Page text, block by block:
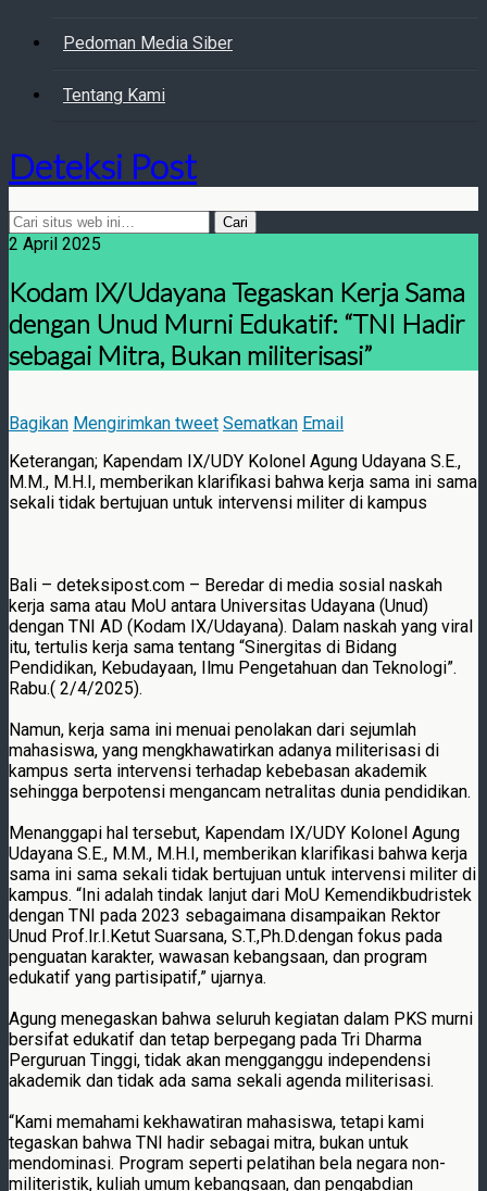
Pedoman Media Siber
Tentang Kami
Deteksi Post
2 April 2025
Kodam IX/Udayana Tegaskan Kerja Sama
dengan Unud Murni Edukatif: “TNI Hadir
sebagai Mitra, Bukan militerisasi”
Bagikan Mengirimkan tweet Sematkan Email
Keterangan; Kapendam IX/UDY Kolonel Agung Udayana S.E.,
M.M., M.H.I, memberikan klarifikasi bahwa kerja sama ini sama
sekali tidak bertujuan untuk intervensi militer di kampus
Bali – deteksipost.com – Beredar di media sosial naskah
kerja sama atau MoU antara Universitas Udayana (Unud)
dengan TNI AD (Kodam IX/Udayana). Dalam naskah yang viral
itu, tertulis kerja sama tentang “Sinergitas di Bidang
Pendidikan, Kebudayaan, Ilmu Pengetahuan dan Teknologi”.
Rabu.( 2/4/2025).
Namun, kerja sama ini menuai penolakan dari sejumlah
mahasiswa, yang mengkhawatirkan adanya militerisasi di
kampus serta intervensi terhadap kebebasan akademik
sehingga berpotensi mengancam netralitas dunia pendidikan.
Menanggapi hal tersebut, Kapendam IX/UDY Kolonel Agung
Udayana S.E., M.M., M.H.I, memberikan klarifikasi bahwa kerja
sama ini sama sekali tidak bertujuan untuk intervensi militer di
kampus. “Ini adalah tindak lanjut dari MoU Kemendikbudristek
dengan TNI pada 2023 sebagaimana disampaikan Rektor
Unud Prof.Ir.I.Ketut Suarsana, S.T.,Ph.D.dengan fokus pada
penguatan karakter, wawasan kebangsaan, dan program
edukatif yang partisipatif,” ujarnya.
Agung menegaskan bahwa seluruh kegiatan dalam PKS murni
bersifat edukatif dan tetap berpegang pada Tri Dharma
Perguruan Tinggi, tidak akan mengganggu independensi
akademik dan tidak ada sama sekali agenda militerisasi.
“Kami memahami kekhawatiran mahasiswa, tetapi kami
tegaskan bahwa TNI hadir sebagai mitra, bukan untuk
mendominasi. Program seperti pelatihan bela negara non-
militeristik, kuliah umum kebangsaan, dan pengabdian